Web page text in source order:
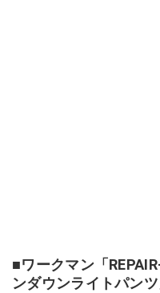
■ワークマン「
ンダウンライトパン